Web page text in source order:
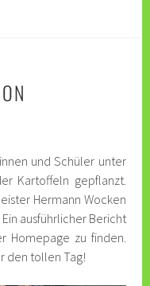
und Schüler unter
Kartoffeln gepflanzt.
Hermann Wocken
ausführlicher Bericht
Homepage zu finden.
den tollen Tag!